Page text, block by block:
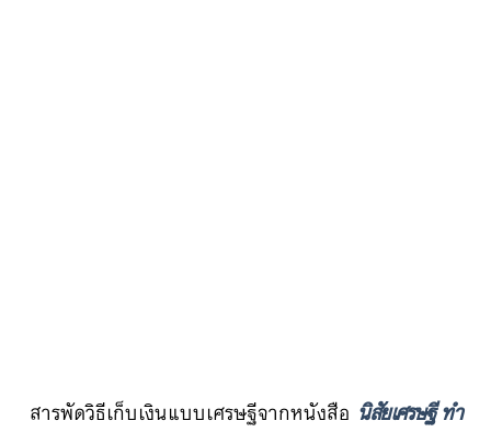
สารพัดวิธีเก็บเงินแบบเศรษฐีจากหนังสือ นิสัยเศรษฐี ทำ